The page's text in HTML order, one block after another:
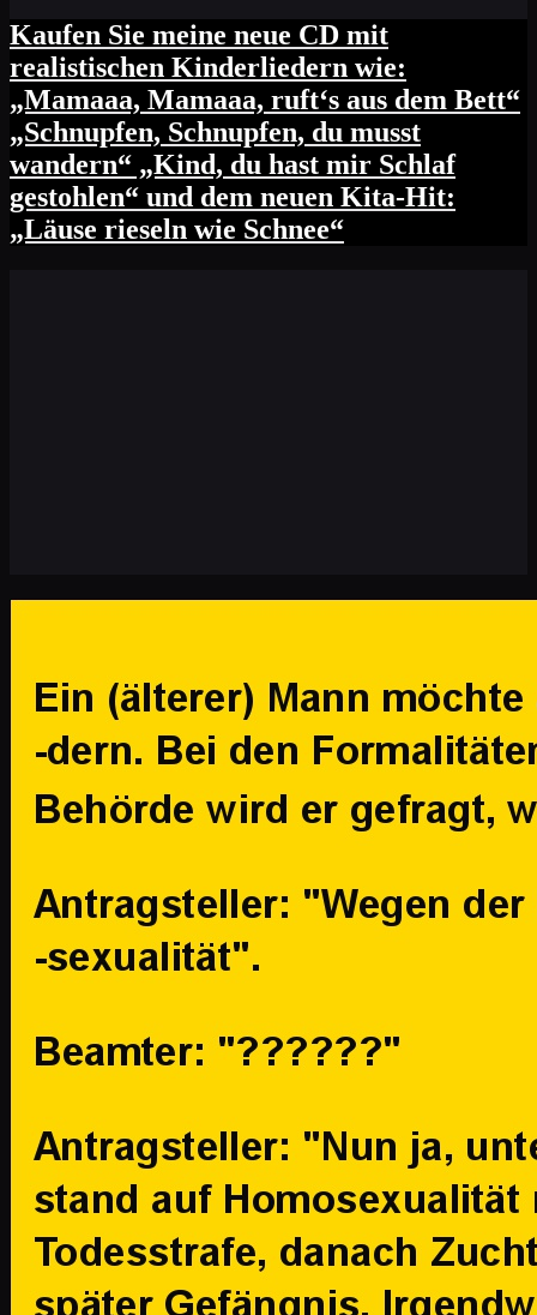
Kaufen Sie meine neue CD mit
realistischen Kinderliedern wie:
„Mamaaa, Mamaaa, ruft‘s aus dem Bett“
„Schnupfen, Schnupfen, du musst
wandern“ „Kind, du hast mir Schlaf
gestohlen“ und dem neuen Kita-Hit:
„Läuse rieseln wie Schnee“